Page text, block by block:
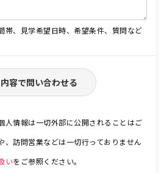
帯、見学希望日時、希望条件、質問など
容で問い合わせる
人情報は一切外部に公開されることはご
、訪問営業などは一切行っておりません
いをご参照ください。